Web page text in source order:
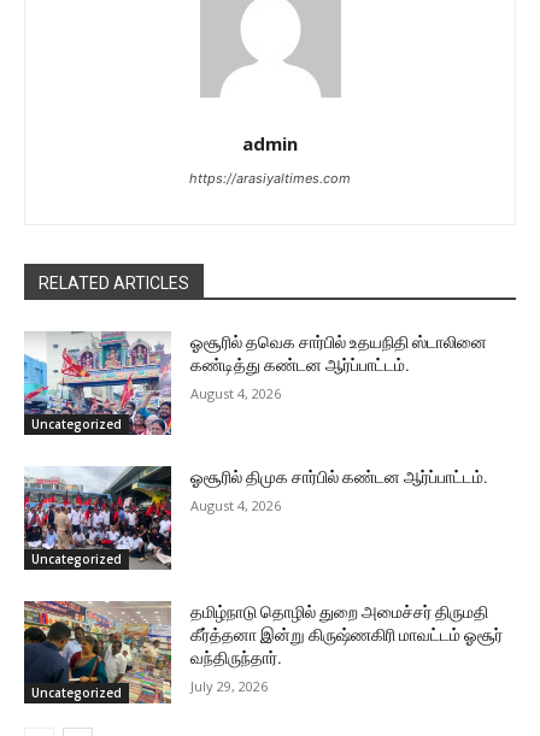
admin
https://arasiyaltimes.com
RELATED ARTICLES
Uncategorized
ஓசூரில் தவெக சார்பில் உதயநிதி ஸ்டாலினை
கண்டித்து கண்டன ஆர்ப்பாட்டம்.
August 4, 2026
Uncategorized
ஓசூரில் திமுக சார்பில் கண்டன ஆர்ப்பாட்டம்.
August 4, 2026
Uncategorized
தமிழ்நாடு தொழில் துறை அமைச்சர் திருமதி
கீர்த்தனா இன்று கிருஷ்ணகிரி மாவட்டம் ஓசூர்
வந்திருந்தார்.
July 29, 2026